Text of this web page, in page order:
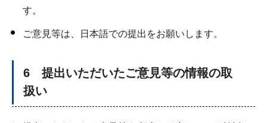
す。
ご意見等は、日本語での提出をお願いします。
6 提出いただいたご意見等の情報の取
扱い